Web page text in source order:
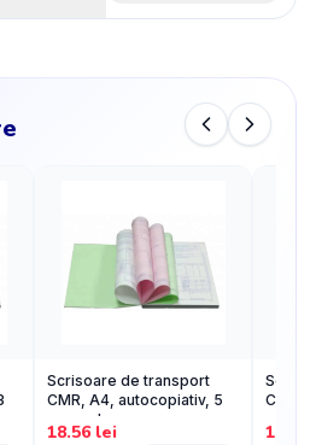
Scrisoare de transport
CMR, A4, autocopiativ, 5
exemplare
18.56lei
CMR,
18.56